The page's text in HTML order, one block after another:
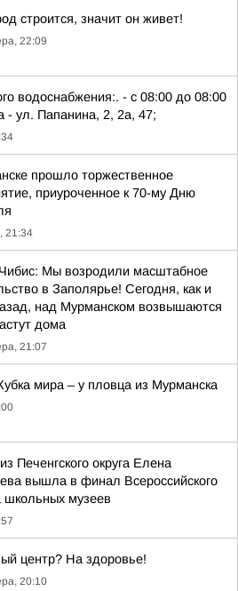
строится, значит он живет!
22:09
водоснабжения:. - с 08:00 до 08:00
- ул. Папанина, 2, 2а, 47;
прошло торжественное
приуроченное к 70-му Дню
21:34
Мы возродили масштабное
в Заполярье! Сегодня, как и
над Мурманском возвышаются
дома
21:07
мира – у пловца из Мурманска
Печенгского округа Елена
вышла в финал Всероссийского
школьных музеев
центр? На здоровье!
20:10